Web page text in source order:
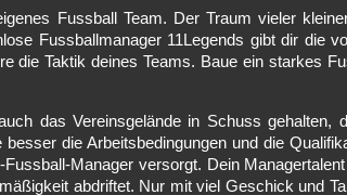
Fussball Team. Der Traum vieler
Fussballmanager 11Legends gibt dir die
die Taktik deines Teams. Baue ein starkes
das Vereinsgelände in Schuss gehalten,
die Arbeitsbedingungen und die
Manager versorgt. Dein
abdriftet. Nur mit viel Geschick und